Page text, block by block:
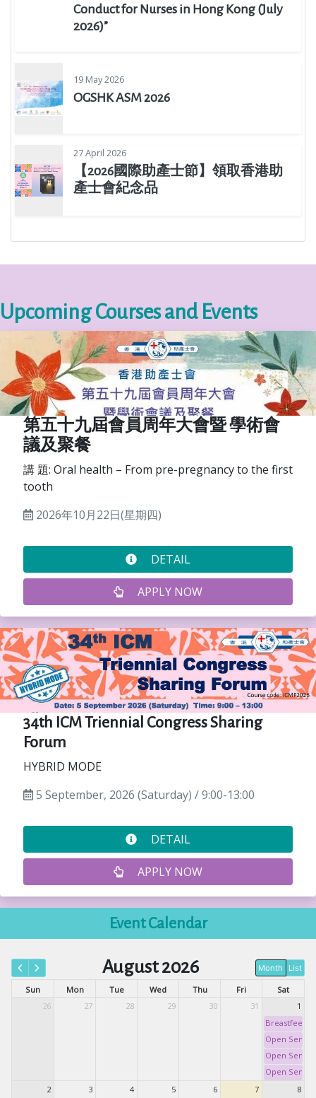
Conduct for Nurses in Hong Kong (July
2026)”
19 May 2026
OGSHK ASM 2026
27 April 2026
【2026國際助產士節】領取香港助
產士會紀念品
Upcoming Courses and Events
第五十九屆會員周年大會暨 學術會
議及聚餐
講 題: Oral health – From pre-pregnancy to the first
tooth
2026年10月22日(星期四)
DETAIL
APPLY NOW
34th ICM Triennial Congress Sharing
Forum
HYBRID MODE
5 September, 2026 (Saturday) / 9:00-13:00
DETAIL
APPLY NOW
Event Calendar
August 2026 Month List
Sun Mon Tue Wed Thu Fri
Sat
26
27 28 29 30 31
1
Open
Open
Open
2
3 4 5 6 7 8